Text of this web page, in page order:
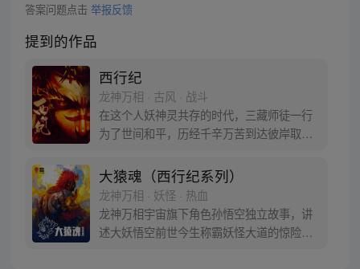
答案问题点击 举报反馈
提到的作品
西行纪
龙神万相 · 古风 · 战斗
在这个人妖神灵共存的时代，三藏师徒一行
为了世间和平，历经千辛万苦到达彼岸取
变得美好….随着阴谋慢慢揭露，暗魂四起,
为了让“永恒之火”重新归位，小狼妖白狼不
辞万难，找到唐三藏大法师，和他一起重新
寻回徒弟们，组成全新“西行小队”，再度踏
上西行之旅……
大猿魂（西行纪系列）
龙神万相 · 妖怪 · 热血
龙神万相宇宙旗下角色孙悟空独立故事，讲
述大妖悟空前世今生称霸妖怪大道的惊险历